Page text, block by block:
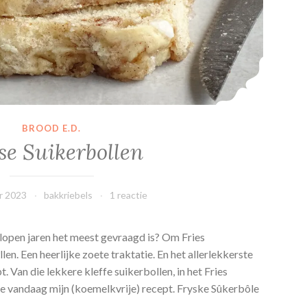
BROOD E.D.
Suikerbollen
2023 bakkriebels 1 reactie
jaren het meest gevraagd is? Om Fries
Een heerlijke zoete traktatie. En het allerlekkerste
Van die lekkere kleffe suikerbollen, in het Fries
vandaag mijn (koemelkvrije) recept. Fryske Sûkerbôle